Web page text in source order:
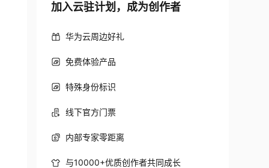
加入云驻计划，成为创作者
华为云周边好礼
免费体验产品
特殊身份标识
线下官方门票
内部专家零距离
与10000+优质创作者共同成长